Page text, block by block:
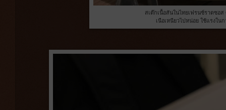
สเต๊กเนื้อสันในไทยเฟรนซ์ราดซอส
เนือเหนียวไปหน่อย ใช้แรงใน